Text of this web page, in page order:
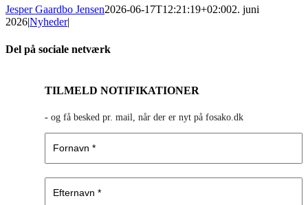
Jesper Gaardbo Jensen2026-06-17T12:21:19+02:002. juni
2026|Nyheder|
Del på sociale netværk
TILMELD NOTIFIKATIONER
- og få besked pr. mail, når der er nyt på fosako.dk